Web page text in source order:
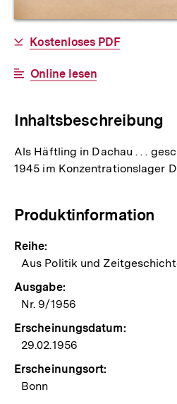
Allgemeine
Informationen
Download-
Kostenloses PDF
Interner
Online lesen
Inhaltsbeschreibung
Als Häftling in Dachau . . .
1945 im Konzentrationslager
Produktinformation
Reihe:
Aus Politik und
Ausgabe:
Nr. 9/1956
Erscheinungsdatum:
29.02.1956
Erscheinungsort:
Bonn